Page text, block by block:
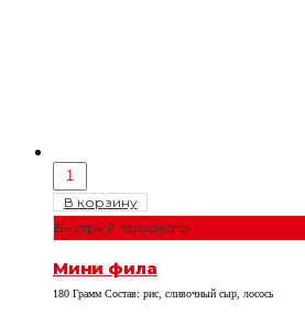
В корзину
Быстрый просмотр
Мини фила
180 Грамм Состав: рис, сливочный сыр, лосось